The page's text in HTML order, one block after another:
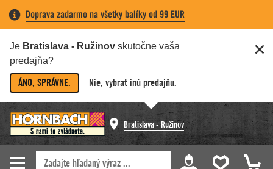
Doprava zadarmo na všetky balíky od 99 EUR
Je Bratislava - Ružinov skutočne vaša
predajňa?
ÁNO, SPRÁVNE. Nie, vybrať inú predajňu.
Bratislava - Ružinov